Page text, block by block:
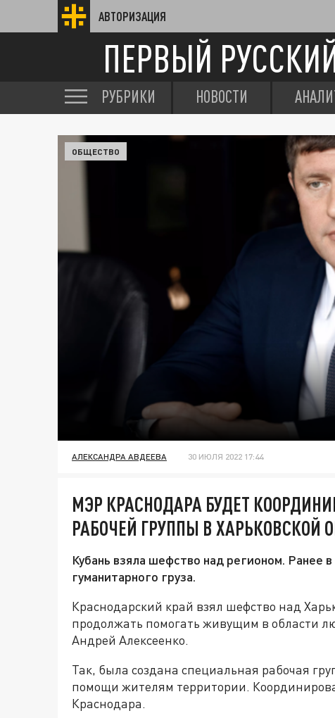
АВТОРИЗАЦИЯ
ПЕРВЫЙ
РУБРИКИ НОВОСТИ
ОБЩЕСТВО
АЛЕКСАНДРА АВДЕЕВА 30 ИЮЛЯ 2022 17:44
МЭР КРАСНОДАРА БУДЕТ
РАБОЧЕЙ ГРУППЫ В ХАРЬКОВСКОЙ
Кубань взяла шефство над регионом. Ранее
гуманитарного груза.
Краснодарский край взял шефство над
продолжать помогать живущим в области
Андрей Алексеенко.
Так, была создана специальная рабочая
помощи жителям территории.
Краснодара.